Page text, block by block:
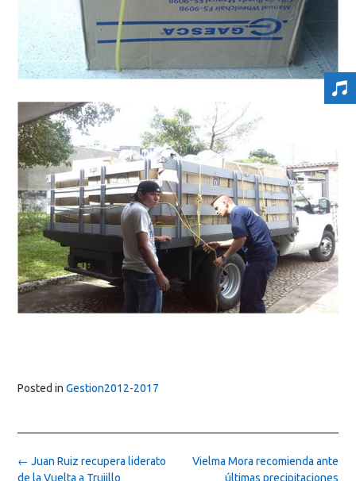
Posted in Gestion2012-2017
Post
navigation
Vielma Mora recomienda ante
últimas precipitaciones
← Juan Ruiz recupera liderato
de la Vuelta a Trujillo